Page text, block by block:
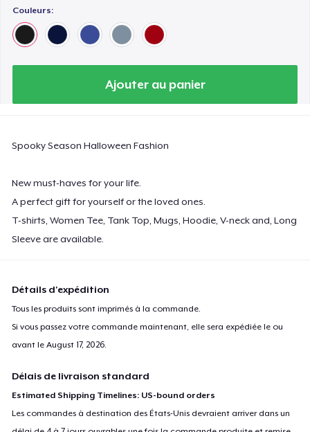
Couleurs:
Ajouter au panier
Spooky Season Halloween Fashion
New must-haves for your life.
A perfect gift for yourself or the loved ones.
T-shirts, Women Tee, Tank Top, Mugs, Hoodie, V-neck and, Long
Sleeve are available.
Détails d'expédition
Tous les produits sont imprimés à la commande.
Si vous passez votre commande maintenant, elle sera expédiée le ou
avant leAugust 17, 2026.
Délais de livraison standard
Estimated Shipping Timelines: US-bound orders
Les commandes à destination des États-Unis devraient arriver dans un